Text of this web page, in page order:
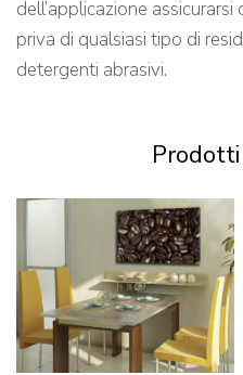
dell’applicazione
priva di qualsiasi tipo di
detergenti abrasivi.